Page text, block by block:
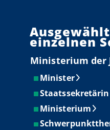
einzelnen
Ministerium der
Minister
Staatssekretärin
Ministerium